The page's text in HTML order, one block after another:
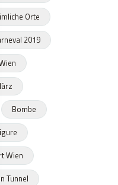
Orte
2019
Bombe
Wien
Tunnel